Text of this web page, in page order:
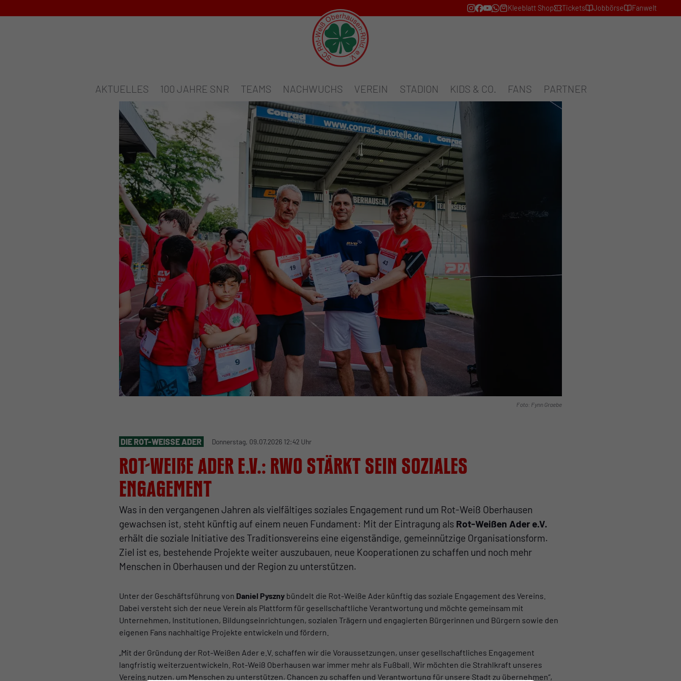
Kleeblatt Shop Tickets Jobbörse Fanwelt
AKTUELLES 100 JAHRE SNR TEAMS NACHWUCHS VEREIN STADION KIDS & CO. FANS PARTNER
Foto: Fynn Graebe
DIE ROT-WEISSE ADER Donnerstag, 09.07.2026 12:42 Uhr
Rot-Weiße Ader e.V.: RWO stärkt sein soziales
Engagement
Was in den vergangenen Jahren als vielfältiges soziales Engagement rund um Rot-Weiß Oberhausen
gewachsen ist, steht künftig auf einem neuen Fundament: Mit der Eintragung als Rot-Weißen Ader e.V.
erhält die soziale Initiative des Traditionsvereins eine eigenständige, gemeinnützige Organisationsform.
Ziel ist es, bestehende Projekte weiter auszubauen, neue Kooperationen zu schaffen und noch mehr
Menschen in Oberhausen und der Region zu unterstützen.
Unter der Geschäftsführung von Daniel Pyszny bündelt die Rot-Weiße Ader künftig das soziale Engagement des Vereins.
Dabei versteht sich der neue Verein als Plattform für gesellschaftliche Verantwortung und möchte gemeinsam mit
Unternehmen, Institutionen, Bildungseinrichtungen, sozialen Trägern und engagierten Bürgerinnen und Bürgern sowie den
eigenen Fans nachhaltige Projekte entwickeln und fördern.
„Mit der Gründung der Rot-Weißen Ader e.V. schaffen wir die Voraussetzungen, unser gesellschaftliches Engagement
langfristig weiterzuentwickeln. Rot-Weiß Oberhausen war immer mehr als Fußball. Wir möchten die Strahlkraft unseres
Vereins nutzen, um Menschen zu unterstützen, Chancen zu schaffen und Verantwortung für unsere Stadt zu übernehmen“,